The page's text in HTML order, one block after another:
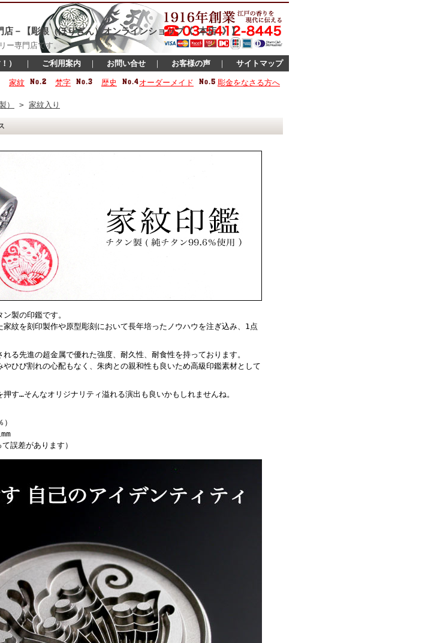
店－【彫銀（ほりぎん）オンラインショップ《 本店 》】
ー専門店です。
） ｜ ご利用案内 ｜ お問い合せ ｜ お客様の声 ｜ サイトマップ
家紋 梵字 歴史 オーダーメイド
彫金をなさる方へ
） > 家紋入り
製の印鑑です。
家紋を刻印製作や原型彫刻において長年培ったノウハウを注ぎ込み、1点
る先進の超金属で優れた強度、耐久性、耐食性を持っております。
やひび割れの心配もなく、朱肉との親和性も良いため高級印鑑素材として
す…そんなオリジナリティ溢れる演出も良いかもしれませんね。
誤差があります）